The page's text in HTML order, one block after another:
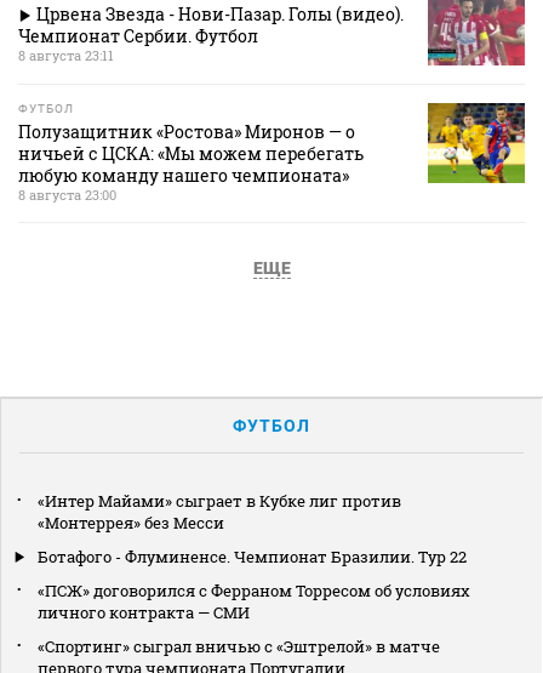
Црвена Звезда - Нови-Пазар. Голы (видео).
Чемпионат Сербии. Футбол
8 августа 23:11
ФУТБОЛ
Полузащитник «Ростова» Миронов — о
ничьей с ЦСКА: «Мы можем перебегать
любую команду нашего чемпионата»
8 августа 23:00
ЕЩЕ
ФУТБОЛ
«Интер Майами» сыграет в Кубке лиг против
«Монтеррея» без Месси
Ботафого - Флуминенсе. Чемпионат Бразилии. Тур 22
«ПСЖ» договорился с Ферраном Торресом об условиях
личного контракта — СМИ
«Спортинг» сыграл вничью с «Эштрелой» в матче
первого тура чемпионата Португалии